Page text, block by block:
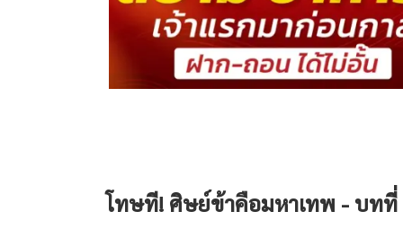
โทษที! ศิษย์ข้าคือมหาเทพ - บทที่